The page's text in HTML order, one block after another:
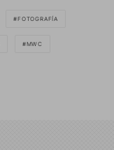
FOTOGRAFÍA
MWC